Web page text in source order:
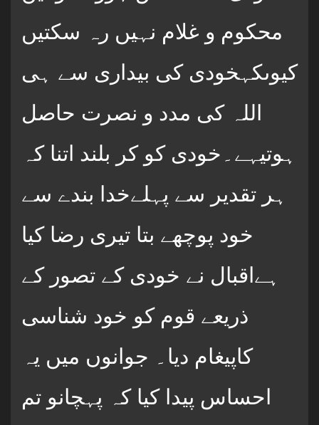
محکوم و غلام نہیں رہ سکتیں
کیوںکہخودی کی بیداری سے ہی
اللہ کی مدد و نصرت حاصل
ہوتیہے۔خودی کو کر بلند اتنا کہ
ہر تقدیر سے پہلےخدا بندے سے
خود پوچھے بتا تیری رضا کیا
ہےاقبال نے خودی کے تصور کے
ذریعے قوم کو خود شناسی
کاپیغام دیا۔ جوانوں میں یہ
احساس پیدا کیا کہ پہچانو تم